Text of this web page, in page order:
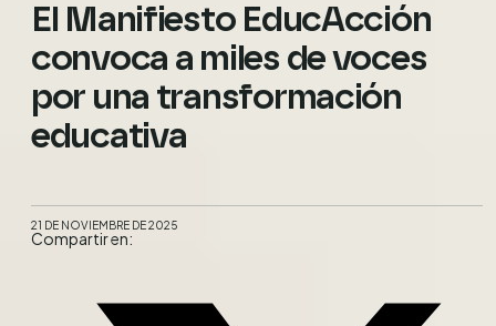
El Manifiesto EducAcción
convoca a miles de voces
por una transformación
educativa
21 DE NOVIEMBRE DE 2025
Compartir en: